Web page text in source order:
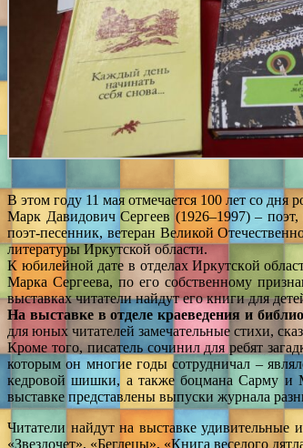
В этом году 11 мая отмечается 100 лет со дня
Марк Давидович Сергеев (1926–1997) – поэт,
поэт-песенник, ветеран Великой
литературы Иркутской области.
К юбилейной дате в отделах Иркутской
Марка Сергеева, по его собственному
выставках читатели найдут его книги для
На выставке в отделе краеведения и
для юных читателей замечательные стихи,
Кроме того, писатель сочинил для ребят
которым он многие годы сотрудничал –
кедровой шишки, а также боцмана Сарму и
выставке представлены выпуски журнала
Читатели найдут на выставке удивительные
«Звездочет», «Беглецы», «Книга веселого